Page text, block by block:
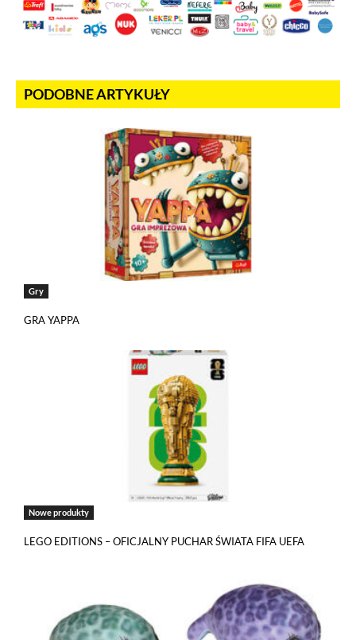
PODOBNE ARTYKUŁY
Gry
GRA YAPPA
Nowe produkty
LEGO EDITIONS – OFICJALNY PUCHAR ŚWIATA FIFA UEFA